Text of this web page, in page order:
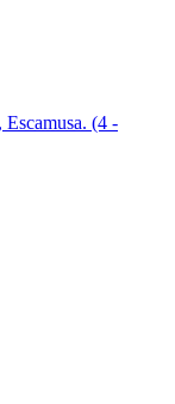
Escamusa. (4 -